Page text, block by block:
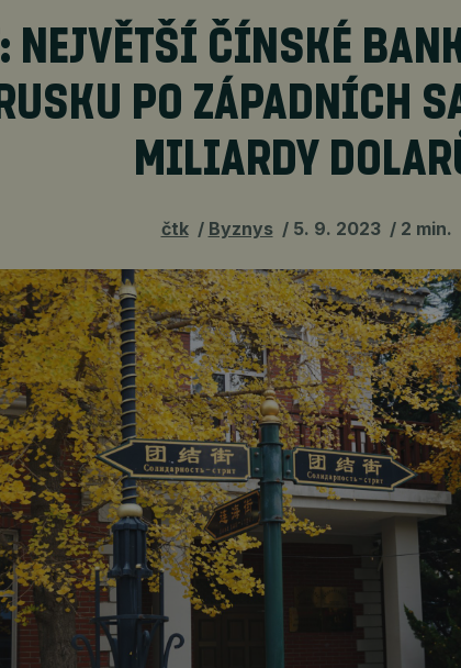
NEJVĚTŠÍ ČÍNSKÉ
PO ZÁPADNÍCH
MILIARDY
čtk Byznys 5. 9. 2023 2 min.